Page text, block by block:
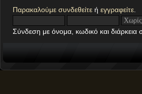
Παρακαλούμε συνδεθείτε ή εγγραφείτε
Σύνδεση με όνομα, κωδικό και διάρκεια